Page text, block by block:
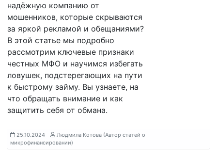
надёжную компанию от
мошенников, которые скрываются
за яркой рекламой и обещаниями?
В этой статье мы подробно
рассмотрим ключевые признаки
честных МФО и научимся избегать
ловушек, подстерегающих на пути
к быстрому займу. Вы узнаете, на
что обращать внимание и как
защитить себя от обмана.
25.10.2024
Людмила Котова (Автор статей о
микрофинансировании)